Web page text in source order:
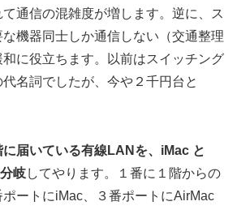
通信の混雑度が増します。逆に、ス
機器同士しか通信しない（交通整理
に役立ちます。以前はスイッチング
名詞でしたが、今や２千円台と
に届いている有線LANを、iMac と
岐してやります。１番に１階からの
ートにiMac、３番ポートにAirMac